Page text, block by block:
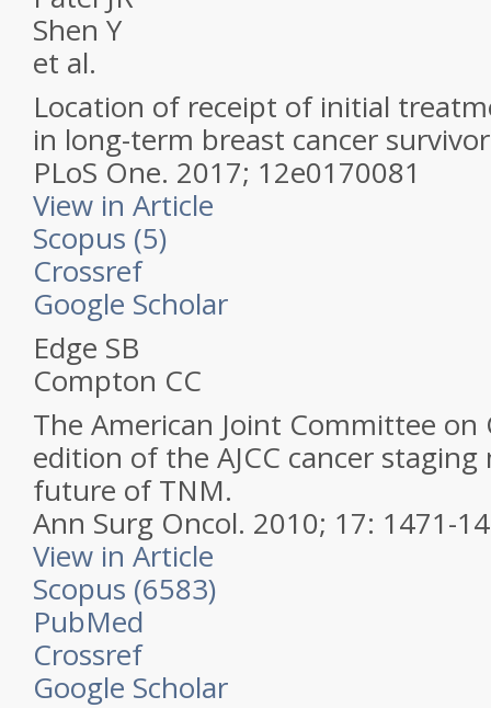
Shen Y
et al.
Location of receipt of initial
in long-term breast cancer
PLoS One. 2017; 12e0170081
View in Article
Scopus (5)
Crossref
Google Scholar
Edge SB
Compton CC
The American Joint Committee on
edition of the AJCC cancer
future of TNM.
Ann Surg Oncol. 2010; 17: 1471-
View in Article
Scopus (6583)
PubMed
Crossref
Google Scholar